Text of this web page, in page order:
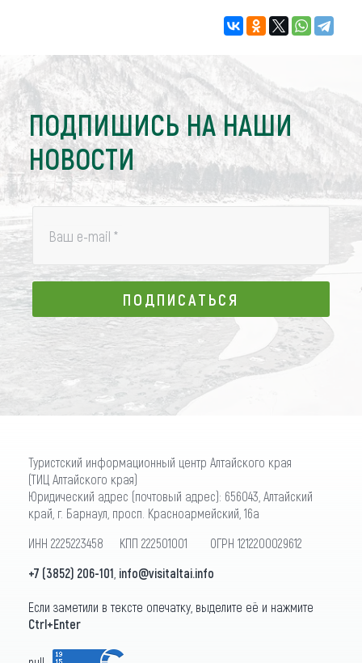
ПОДПИШИСЬ НА НАШИ
НОВОСТИ
Ваш e-mail *
ПОДПИСАТЬСЯ
ПОДПИСАТЬСЯ
Туристский информационный центр Алтайского края
(ТИЦ Алтайского края)
Юридический адрес (почтовый адрес): 656043, Алтайский
край, г. Барнаул, просп. Красноармейский, 16а
ИНН 2225223458 КПП 222501001 ОГРН 1212200029612
+7 (3852) 206-101 info@visitaltai.info
Если заметили в тексте опечатку, выделите её и нажмите
Ctrl+Enter